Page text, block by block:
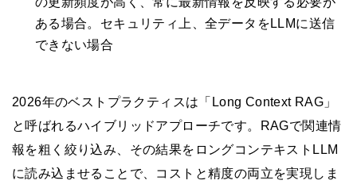
ある場合。セキュリティ上、全データをLLMに送信
できない場合
2026年のベストプラクティスは「Long Context RAG」
と呼ばれるハイブリッドアプローチです。RAGで関連情
報を粗く絞り込み、その結果をロングコンテキストLLM
に読み込ませることで、コストと精度の両立を実現しま